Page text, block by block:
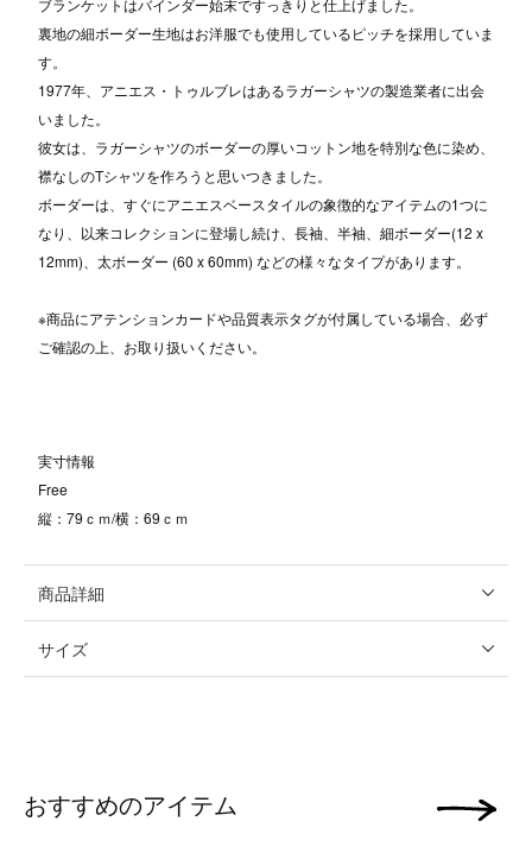
ブランケットはバインダー始末ですっきりと仕上げました。
裏地の細ボーダー生地はお洋服でも使用しているピッチを採用していま
す。
1977年、アニエス・トゥルブレはあるラガーシャツの製造業者に出会
いました。
彼女は、ラガーシャツのボーダーの厚いコットン地を特別な色に染め、
襟なしのTシャツを作ろうと思いつきました。
ボーダーは、すぐにアニエスベースタイルの象徴的なアイテムの1つに
なり、以来コレクションに登場し続け、長袖、半袖、細ボーダー(12 x
12mm)、太ボーダー (60 x 60mm) などの様々なタイプがあります。
※商品にアテンションカードや品質表示タグが付属している場合、必ず
ご確認の上、お取り扱いください。
実寸情報
Free
縦：79ｃｍ/横：69ｃｍ
商品詳細
サイズ
おすすめのアイテム 次の画像